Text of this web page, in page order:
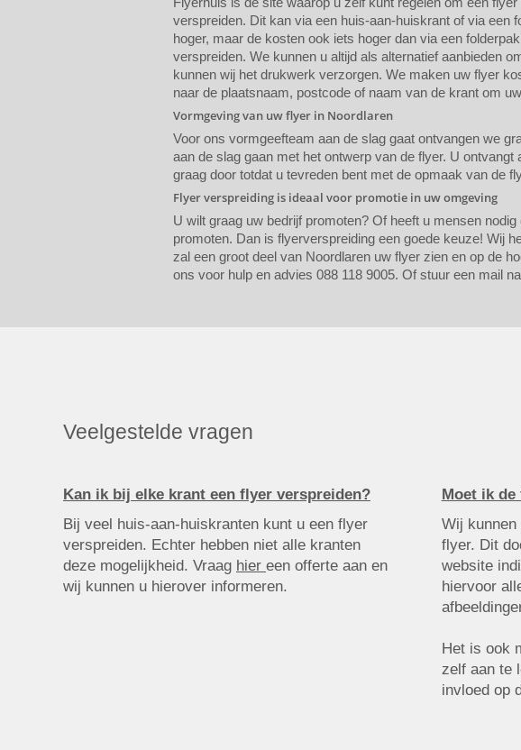
verspreiden. Dit kan via een huis-aan-huiskrant of via een
hoger, maar de kosten ook iets hoger dan via een
verspreiden. We kunnen u altijd als alternatief aanbieden
kunnen wij het drukwerk verzorgen. We maken uw flyer
naar de plaatsnaam, postcode of naam van de krant om
Vormgeving van uw flyer in Noordlaren
Voor ons vormgeefteam aan de slag gaat ontvangen we
aan de slag gaan met het ontwerp van de flyer. U
graag door totdat u tevreden bent met de opmaak van de
Flyer verspreiding is ideaal voor promotie in uw omgeving
U wilt graag uw bedrijf promoten? Of heeft u mensen
promoten. Dan is flyerverspreiding een goede keuze! Wij
zal een groot deel van Noordlaren uw flyer zien en op de
ons voor hulp en advies 088 118 9005. Of stuur een mail
Veelgestelde vragen
Kan ik bij elke krant een flyer verspreiden?
Bij veel huis-aan-huiskranten kunt u een flyer
verspreiden. Echter hebben niet alle kranten
deze mogelijkheid. Vraag hier een offerte aan en
wij kunnen u hierover informeren.
Moet ik
Wij kunnen
flyer. Dit
website
hiervoor
Het is ook
zelf aan te
invloed op